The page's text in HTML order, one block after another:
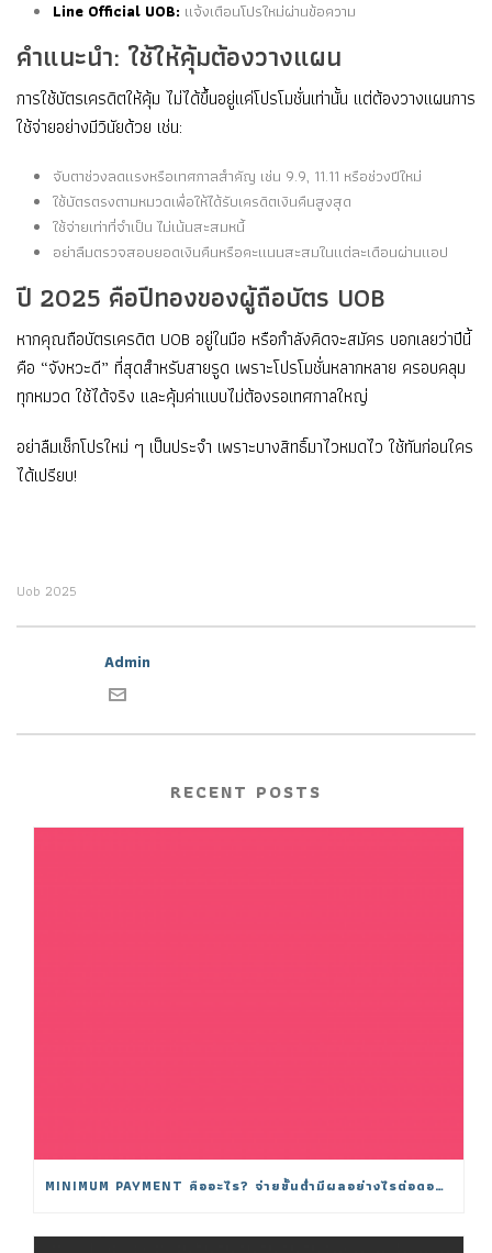
Line Official UOB: แจ้งเตือนโปรใหม่ผ่านข้อความ
คำแนะนำ: ใช้ให้คุ้มต้องวางแผน
การใช้บัตรเครดิตให้คุ้ม ไม่ได้ขึ้นอยู่แค่โปรโมชั่นเท่านั้น แต่ต้องวางแผนการ
ใช้จ่ายอย่างมีวินัยด้วย เช่น:
จับตาช่วงลดแรงหรือเทศกาลสำคัญ เช่น 9.9, 11.11 หรือช่วงปีใหม่
ใช้บัตรตรงตามหมวดเพื่อให้ได้รับเครดิตเงินคืนสูงสุด
ใช้จ่ายเท่าที่จำเป็น ไม่เน้นสะสมหนี้
อย่าลืมตรวจสอบยอดเงินคืนหรือคะแนนสะสมในแต่ละเดือนผ่านแอป
ปี 2025 คือปีทองของผู้ถือบัตร UOB
หากคุณถือบัตรเครดิต UOB อยู่ในมือ หรือกำลังคิดจะสมัคร บอกเลยว่าปีนี้
คือ “จังหวะดี” ที่สุดสำหรับสายรูด เพราะโปรโมชั่นหลากหลาย ครอบคลุม
ทุกหมวด ใช้ได้จริง และคุ้มค่าแบบไม่ต้องรอเทศกาลใหญ่
อย่าลืมเช็กโปรใหม่ ๆ เป็นประจำ เพราะบางสิทธิ์มาไวหมดไว ใช้ทันก่อนใคร
ได้เปรียบ!
Uob 2025
Admin
RECENT POSTS
MINIMUM PAYMENT คืออะไร? จ่ายขั้นต่ำมีผลอย่างไรต่อดอกเบี้ย